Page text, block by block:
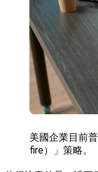
美國企業目前
fire）」策略。